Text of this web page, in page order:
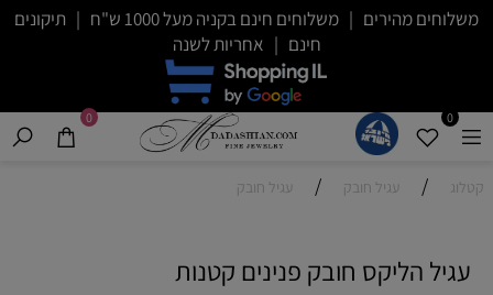
משלוחים מהירים | משלוחים חינם בקניה מעל 1000 ש"ח | תיקונים
חינם | אחריות לשנה
0
0
קטלוג / עגיל חובק / עגיל חובק
עגיל הליקס חובק פנינים קטנות